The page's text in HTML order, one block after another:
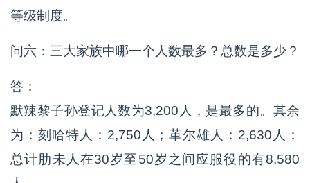
等级制度。
问六：三大家族中哪一个人数最多？总数是多少？
答：
默辣黎子孙登记人数为3,200人，是最多的。其余
为：刻哈特人：2,750人；革尔雄人：2,630人；
总计肋未人在30岁至50岁之间应服役的有8,580